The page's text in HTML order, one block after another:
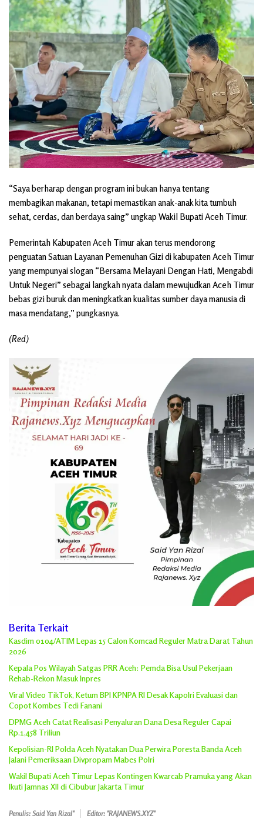
“Saya berharap dengan program ini bukan hanya tentang
membagikan makanan, tetapi memastikan anak-anak kita tumbuh
sehat, cerdas, dan berdaya saing” ungkap Wakil Bupati Aceh Timur.
Pemerintah Kabupaten Aceh Timur akan terus mendorong
penguatan Satuan Layanan Pemenuhan Gizi di kabupaten Aceh Timur
yang mempunyai slogan “Bersama Melayani Dengan Hati, Mengabdi
Untuk Negeri” sebagai langkah nyata dalam mewujudkan Aceh Timur
bebas gizi buruk dan meningkatkan kualitas sumber daya manusia di
masa mendatang,” pungkasnya.
(Red)
Berita Terkait
Kasdim 0104/ATIM Lepas 15 Calon Komcad Reguler Matra Darat Tahun
2026
Kepala Pos Wilayah Satgas PRR Aceh: Pemda Bisa Usul Pekerjaan
Rehab-Rekon Masuk Inpres
Viral Video TikTok, Ketum BPI KPNPA RI Desak Kapolri Evaluasi dan
Copot Kombes Tedi Fanani
DPMG Aceh Catat Realisasi Penyaluran Dana Desa Reguler Capai
Rp.1,458 Triliun
Kepolisian-RI Polda Aceh Nyatakan Dua Perwira Poresta Banda Aceh
Jalani Pemeriksaan Divpropam Mabes Polri
Wakil Bupati Aceh Timur Lepas Kontingen Kwarcab Pramuka yang Akan
Ikuti Jamnas XII di Cibubur Jakarta Timur
Penulis: Said Yan Rizal" Editor: "RAJANEWS.XYZ"